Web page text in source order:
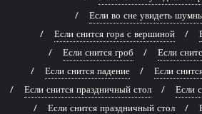
Если во сне увидеть
Если снится гора с вершиной
Если снится гроб
Если
Если снится падение
Если
Если снится праздничный стол
Если
Если снится праздничный стол